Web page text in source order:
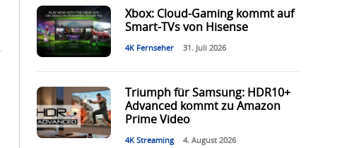
Xbox: Cloud-Gaming kommt auf
Smart-TVs von Hisense
4K Fernseher 31. Juli 2026
Triumph für Samsung: HDR10+
Advanced kommt zu Amazon
Prime Video
4K Streaming 4. August 2026